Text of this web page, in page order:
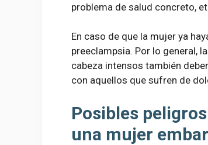
problema de salud concreto,
En caso de que la mujer ya
preeclampsia. Por lo general,
cabeza intensos también
con aquellos que sufren de
Posibles
una mujer